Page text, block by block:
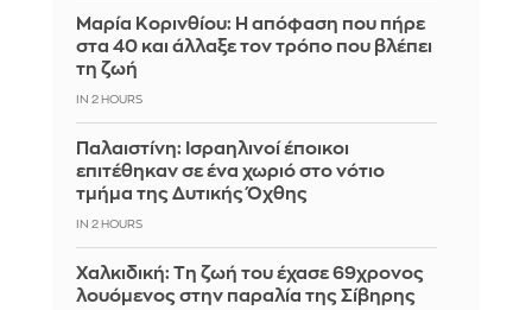
Μαρία Κορινθίου: Η απόφαση που πήρε
στα 40 και άλλαξε τον τρόπο που βλέπει
τη ζωή
IN 2 HOURS
Παλαιστίνη: Ισραηλινοί έποικοι
επιτέθηκαν σε ένα χωριό στο νότιο
τμήμα της Δυτικής Όχθης
IN 2 HOURS
Χαλκιδική: Τη ζωή του έχασε 69χρονος
λουόμενος στην παραλία της Σίβηρης